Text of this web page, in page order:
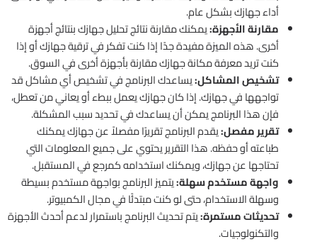
أداء جهازك بشكل عام.
مقارنة الأجهزة:يمكنك مقارنة نتائج تحليل جهازك بنتائج أجهزة
أخرى. هذه الميزة مفيدة جدًا إذا كنت تفكر في ترقية جهازك أو إذا
كنت تريد معرفة مكانة جهازك مقارنة بأجهزة أخرى في السوق.
تشخيص المشاكل:يساعدك البرنامج في تشخيص أي مشاكل قد
تواجهها في جهازك. إذا كان جهازك يعمل ببطء أو يعاني من تعطل،
فإن هذا البرنامج يمكن أن يساعدك في تحديد سبب المشكلة.
تقرير مفصل:يقدم البرنامج تقريرًا مفصلاً عن جهازك يمكنك
طباعته أو حفظه. هذا التقرير يحتوي على جميع المعلومات التي
تحتاجها عن جهازك، ويمكنك استخدامه كمرجع في المستقبل.
واجهة مستخدم سهلة:يتميز البرنامج بواجهة مستخدم بسيطة
وسهلة الاستخدام، حتى لو كنت مبتدئًا في مجال الكمبيوتر.
تحديثات مستمرة:يتم تحديث البرنامج باستمرار لدعم أحدث الأجهزة
والتكنولوجيات.